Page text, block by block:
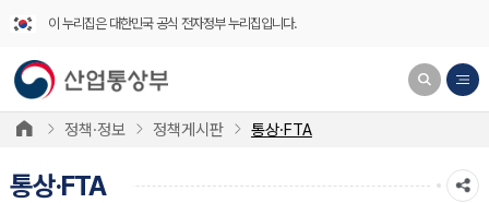
이 누리집은 대한민국 공식 전자정부 누리집입니다.
정책·정보 정책게시판 통상·FTA
통상·FTA